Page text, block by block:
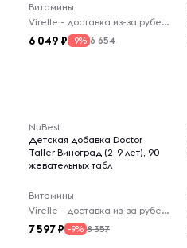
Витамины
Virelle - доставка из-за рубежа
6 049 -9% 6 654
NuBest
Детская добавка Doctor
Taller Виноград (2-9 лет), 90
жевательных табл
Витамины
Virelle - доставка из-за рубежа
7 597 -9% 8 357